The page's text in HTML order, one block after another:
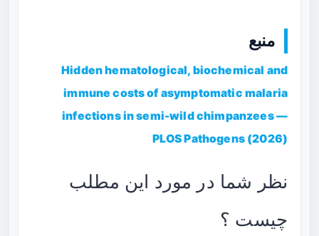
منبع
Hidden hematological, biochemical and
immune costs of asymptomatic malaria
infections in semi-wild chimpanzees —
PLOS Pathogens (2026)
نظر شما در مورد این مطلب
چیست ؟